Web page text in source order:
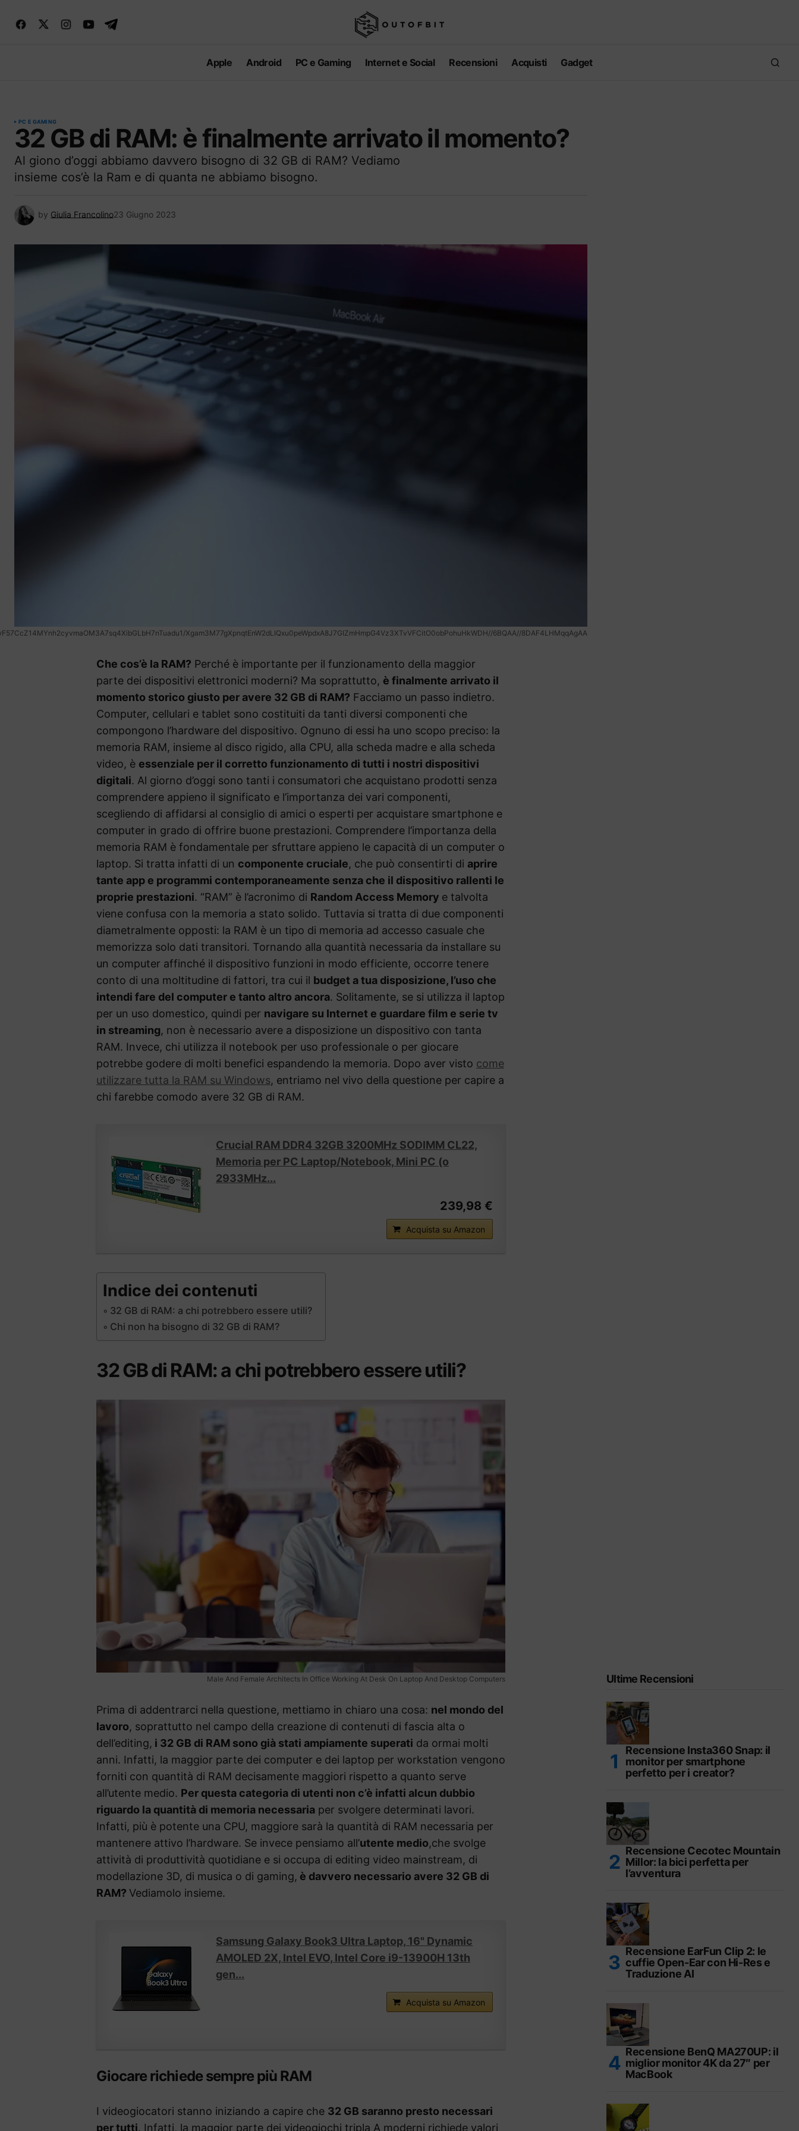
Apple Android PC e Gaming Internet e Social Recensioni Acquisti Gadget
PC E GAMING
32 GB di RAM: è finalmente arrivato il momento?
Al giono d’oggi abbiamo davvero bisogno di 32 GB di RAM? Vediamo
insieme cos’è la Ram e di quanta ne abbiamo bisogno.
by Giulia Francolino23 Giugno 2023
Xgam3M77gXpnqtEnW2dLIQxu0peWpdxA8J7GIZmHmpG4Vz3XTvVFCitO0obPohuHkWDH//6BQAA//8DAF4LHMqqAgAA
Che cos’è la RAM? Perché è importante per il funzionamento della maggior
parte dei dispositivi elettronici moderni? Ma soprattutto, è finalmente arrivato il
momento storico giusto per avere 32 GB di RAM? Facciamo un passo indietro.
Computer, cellulari e tablet sono costituiti da tanti diversi componenti che
compongono l’hardware del dispositivo. Ognuno di essi ha uno scopo preciso: la
memoria RAM, insieme al disco rigido, alla CPU, alla scheda madre e alla scheda
video, è essenziale per il corretto funzionamento di tutti i nostri dispositivi
digitali. Al giorno d’oggi sono tanti i consumatori che acquistano prodotti senza
comprendere appieno il significato e l’importanza dei vari componenti,
scegliendo di affidarsi al consiglio di amici o esperti per acquistare smartphone e
computer in grado di offrire buone prestazioni. Comprendere l’importanza della
memoria RAM è fondamentale per sfruttare appieno le capacità di un computer o
laptop. Si tratta infatti di un componente cruciale, che può consentirti di aprire
tante app e programmi contemporaneamente senza che il dispositivo rallenti le
proprie prestazioni. “RAM” è l’acronimo di Random Access Memory e talvolta
viene confusa con la memoria a stato solido. Tuttavia si tratta di due componenti
diametralmente opposti: la RAM è un tipo di memoria ad accesso casuale che
memorizza solo dati transitori. Tornando alla quantità necessaria da installare su
un computer affinché il dispositivo funzioni in modo efficiente, occorre tenere
conto di una moltitudine di fattori, tra cui il budget a tua disposizione, l’uso che
intendi fare del computer e tanto altro ancora. Solitamente, se si utilizza il laptop
per un uso domestico, quindi per navigare su Internet e guardare film e serie tv
in streaming, non è necessario avere a disposizione un dispositivo con tanta
RAM. Invece, chi utilizza il notebook per uso professionale o per giocare
potrebbe godere di molti benefici espandendo la memoria. Dopo aver visto come
utilizzare tutta la RAM su Windows, entriamo nel vivo della questione per capire a
chi farebbe comodo avere 32 GB di RAM.
Crucial RAM DDR4 32GB 3200MHz SODIMM CL22,
Memoria per PC Laptop/Notebook, Mini PC (o
2933MHz...
239,98 €
Acquista su Amazon
Indice dei contenuti
32 GB di RAM: a chi potrebbero essere utili?
Chi non ha bisogno di 32 GB di RAM?
32 GB di RAM: a chi potrebbero essere utili?
Male And Female Architects In Office Working At Desk On Laptop And Desktop Computers
Prima di addentrarci nella questione, mettiamo in chiaro una cosa: nel mondo del
lavoro, soprattutto nel campo della creazione di contenuti di fascia alta o
dell’editing, i 32 GB di RAM sono già stati ampiamente superati da ormai molti
anni. Infatti, la maggior parte dei computer e dei laptop per workstation vengono
forniti con quantità di RAM decisamente maggiori rispetto a quanto serve
all’utente medio. Per questa categoria di utenti non c’è infatti alcun dubbio
riguardo la quantità di memoria necessaria per svolgere determinati lavori.
Infatti, più è potente una CPU, maggiore sarà la quantità di RAM necessaria per
mantenere attivo l’hardware. Se invece pensiamo all’utente medio,che svolge
attività di produttività quotidiane e si occupa di editing video mainstream, di
modellazione 3D, di musica o di gaming, è davvero necessario avere 32 GB di
RAM? Vediamolo insieme.
Samsung Galaxy Book3 Ultra Laptop, 16" Dynamic
AMOLED 2X, Intel EVO, Intel Core i9-13900H 13th
gen...
Acquista su Amazon
Giocare richiede sempre più RAM
I videogiocatori stanno iniziando a capire che 32 GB saranno presto necessari
per tutti. Infatti, la maggior parte dei videogiochi tripla A moderni richiede valori
Ultime Recensioni
Recensione Insta360 Snap: il
monitor per smartphone
perfetto per i creator?
Recensione Cecotec Mountain
Millor: la bici perfetta per
l’avventura
Recensione EarFun Clip 2: le
cuffie Open-Ear con Hi-Res e
Traduzione AI
Recensione BenQ MA270UP: il
miglior monitor 4K da 27″ per
MacBook